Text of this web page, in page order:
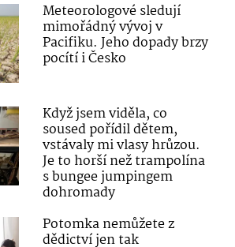
Meteorologové sledují
mimořádný vývoj v
Pacifiku. Jeho dopady brzy
pocítí i Česko
Když jsem viděla, co
soused pořídil dětem,
vstávaly mi vlasy hrůzou.
Je to horší než trampolína
s bungee jumpingem
dohromady
Potomka nemůžete z
dědictví jen tak